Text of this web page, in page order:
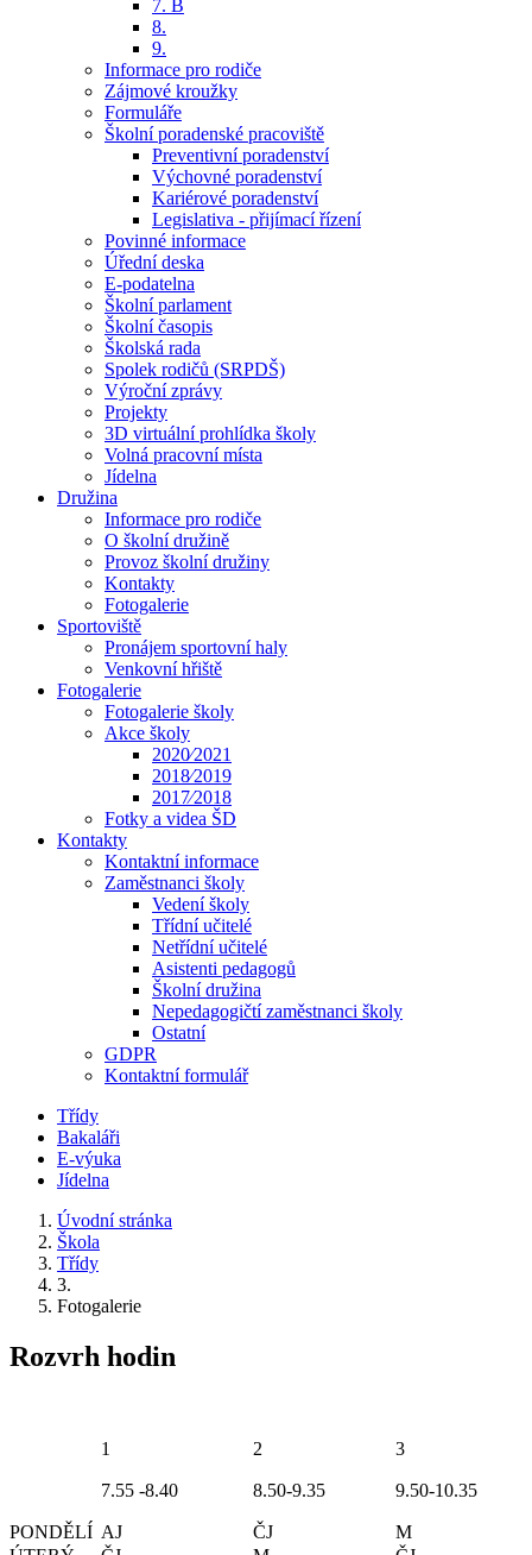
7. B
8.
9.
Informace pro rodiče
Zájmové kroužky
Formuláře
Školní poradenské pracoviště
Preventivní poradenství
Výchovné poradenství
Kariérové poradenství
Legislativa - přijímací řízení
Povinné informace
Úřední deska
E-podatelna
Školní parlament
Školní časopis
Školská rada
Spolek rodičů (SRPDŠ)
Výroční zprávy
Projekty
3D virtuální prohlídka školy
Volná pracovní místa
Jídelna
Družina
Informace pro rodiče
O školní družině
Provoz školní družiny
Kontakty
Fotogalerie
Sportoviště
Pronájem sportovní haly
Venkovní hřiště
Fotogalerie
Fotogalerie školy
Akce školy
2020⁄2021
2018⁄2019
2017⁄2018
Fotky a videa ŠD
Kontakty
Kontaktní informace
Zaměstnanci školy
Vedení školy
Třídní učitelé
Netřídní učitelé
Asistenti pedagogů
Školní družina
Nepedagogičtí zaměstnanci školy
Ostatní
GDPR
Kontaktní formulář
Třídy
Bakaláři
E-výuka
Jídelna
Úvodní stránka
Škola
Třídy
3.
Fotogalerie
Rozvrh hodin
1 2 3
7.55 -8.40 8.50-9.35 9.50-10.35
PONDĚLÍ AJ ČJ
M